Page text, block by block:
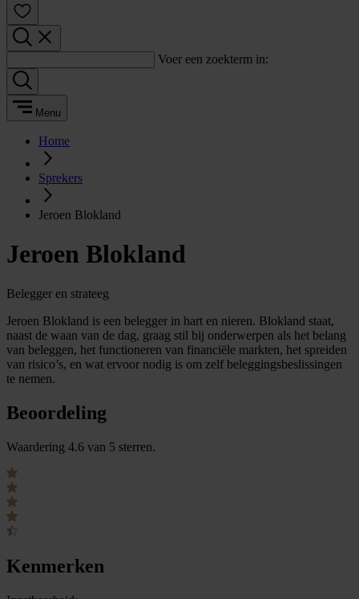
Voer een zoekterm in:
Menu
Home
Sprekers
Jeroen Blokland
Jeroen Blokland
Belegger en strateeg
Jeroen Blokland is een belegger in hart en nieren. Blokland staat,
naast de waan van de dag, graag stil bij onderwerpen als het belang
van beleggen, het functioneren van financiële markten, het spreiden
van risico’s, en wat ervoor nodig is om zelf beleggingsbeslissingen
te nemen.
Beoordeling
Waardering 4.6 van 5 sterren.
Kenmerken